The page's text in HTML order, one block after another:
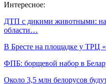
Интересное:
ДТП с дикими животными:
области…
В Бресте на площадке у ТРЦ
ФПБ: борщевой набор в
Около 3,5 млн белорусов